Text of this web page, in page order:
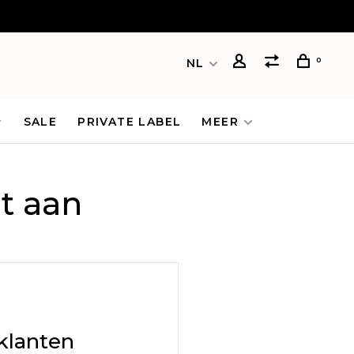
NL 0
SALE PRIVATE LABEL MEER
aan